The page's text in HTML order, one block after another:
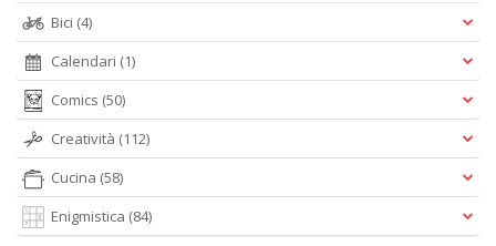
Bici (4)
Calendari (1)
Comics (50)
Creatività (112)
Cucina (58)
Enigmistica (84)